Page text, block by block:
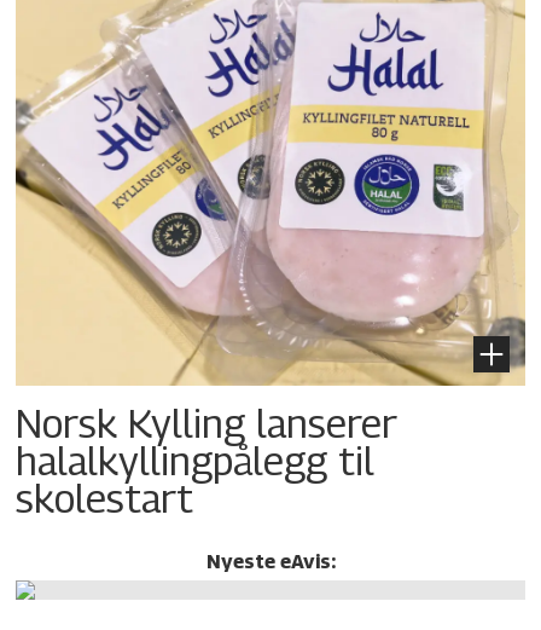
Norsk Kylling lanserer
halalkylling­pålegg til
skolestart
Nyeste eAvis: